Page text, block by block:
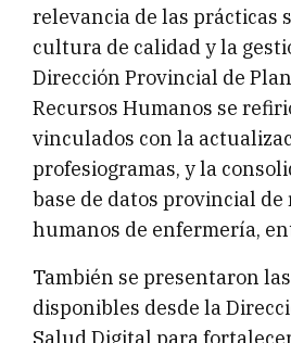
relevancia de las prácticas
cultura de calidad y la
Dirección Provincial de
Recursos Humanos se
vinculados con la
profesiogramas, y la
base de datos provincial de
humanos de enfermería,
También se presentaron
disponibles desde la
Salud Digital para